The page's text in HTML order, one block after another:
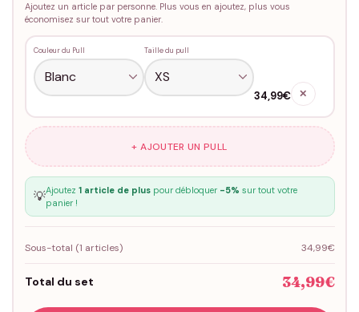
Ajoutez un article par personne. Plus vous en ajoutez, plus vous
économisez sur tout votre panier.
Couleur du Pull Taille du pull
34,99€ ✕
+ AJOUTER UN PULL
💡Ajoutez 1 article de pluspour débloquer -5% sur tout votre
panier !
Sous-total (1 articles) 34,99€
Total du set 34,99€